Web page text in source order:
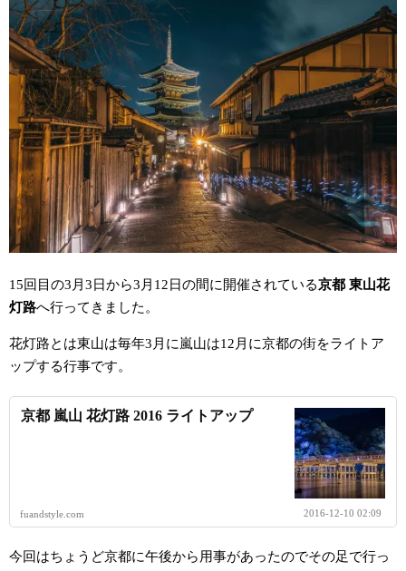
15回目の3月3日から3月12日の間に開催されている京都 東山花
灯路へ行ってきました。
花灯路とは東山は毎年3月に嵐山は12月に京都の街をライトア
ップする行事です。
京都 嵐山 花灯路 2016 ライトアップ
fuandstyle.com 2016-12-10 02:09
今回はちょうど京都に午後から用事があったのでその足で行っ